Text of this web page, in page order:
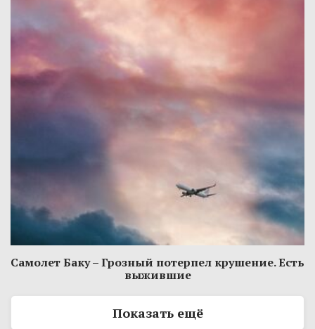
Самолет Баку – Грозный потерпел крушение. Есть
выжившие
Показать ещё